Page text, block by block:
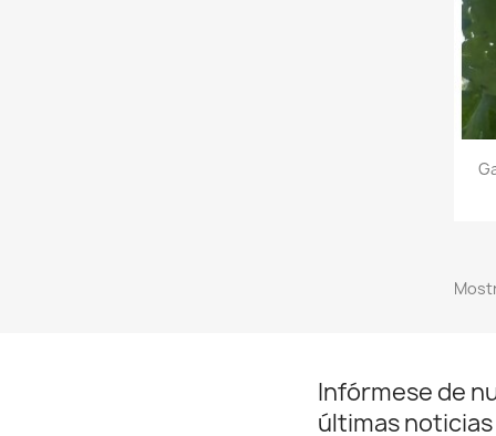
Infórmese de
últimas